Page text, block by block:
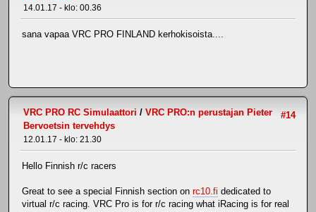
14.01.17 - klo: 00.36
sana vapaa VRC PRO FINLAND kerhokisoista....
#14
VRC PRO RC Simulaattori / VRC PRO:n perustajan Pieter
Bervoetsin tervehdys
12.01.17 - klo: 21.30
Hello Finnish r/c racers
Great to see a special Finnish section on rc10.fi dedicated to
virtual r/c racing. VRC Pro is for r/c racing what iRacing is for real